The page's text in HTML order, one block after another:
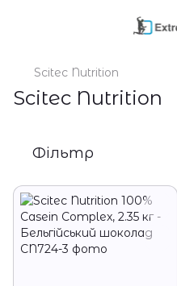
Scitec Nutrition
Scitec Nutrition
Фільтр